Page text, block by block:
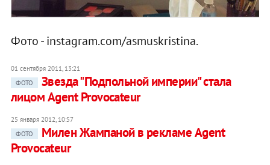
Фото - instagram.com/asmuskristina.
01 сентября 2011, 13:21
ФОТО
Звезда "Подпольной империи" стала
лицом Agent Provocateur
25 января 2012, 10:57
ФОТО
Милен Жампаной в рекламе Agent
Provocateur